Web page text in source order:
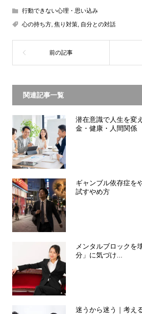
行動できない心理・思い込み
心の持ち方, 焦り対策, 自分との対話
関連記事一覧
潜在意識で人生を変
金・健康・人間関係
ギャンブル依存症を
試すやめ方
メンタルブロックを
分」に気づけ...
迷うから迷う｜考え